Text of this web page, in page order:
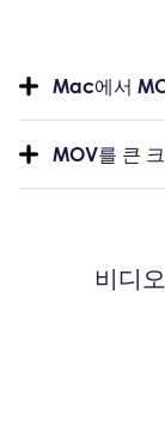
Mac에서
MOV를 큰
비디